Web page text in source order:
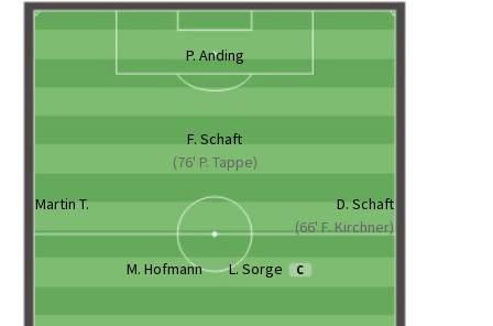
P. Anding
F. Schaft
(76' P. Tappe)
Martin T.
D. Schaft
(66' F. Kirchner)
M. Hofmann L. Sorge C